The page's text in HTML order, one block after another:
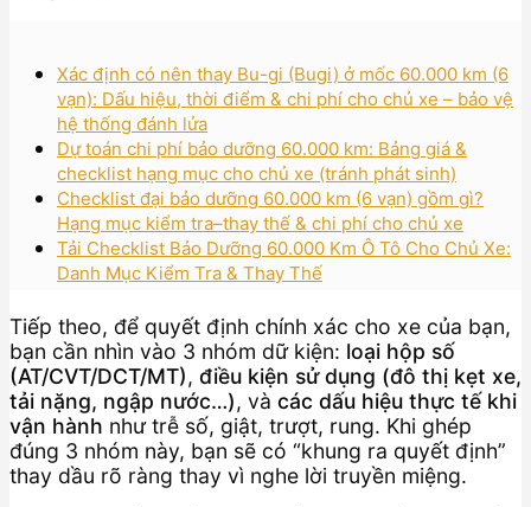
Xác định có nên thay Bu-gi (Bugi) ở mốc 60.000 km (6
vạn): Dấu hiệu, thời điểm & chi phí cho chủ xe – bảo vệ
hệ thống đánh lửa
Dự toán chi phí bảo dưỡng 60.000 km: Bảng giá &
checklist hạng mục cho chủ xe (tránh phát sinh)
Checklist đại bảo dưỡng 60.000 km (6 vạn) gồm gì?
Hạng mục kiểm tra–thay thế & chi phí cho chủ xe
Tải Checklist Bảo Dưỡng 60.000 Km Ô Tô Cho Chủ Xe:
Danh Mục Kiểm Tra & Thay Thế
Tiếp theo, để quyết định chính xác cho xe của bạn,
bạn cần nhìn vào 3 nhóm dữ kiện: loại hộp số
(AT/CVT/DCT/MT), điều kiện sử dụng (đô thị kẹt xe,
tải nặng, ngập nước…), và các dấu hiệu thực tế khi
vận hành như trễ số, giật, trượt, rung. Khi ghép
đúng 3 nhóm này, bạn sẽ có “khung ra quyết định”
thay dầu rõ ràng thay vì nghe lời truyền miệng.